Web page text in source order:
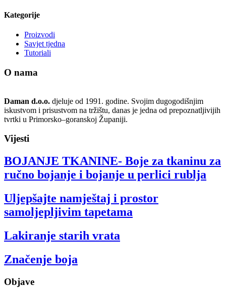
Kategorije
Proizvodi
Savjet tjedna
Tutoriali
O nama
Daman d.o.o. djeluje od 1991. godine. Svojim dugogodišnjim
iskustvom i prisustvom na tržištu, danas je jedna od prepoznatljivijih
tvrtki u Primorsko–goranskoj Županiji.
Vijesti
BOJANJE TKANINE- Boje za tkaninu za
ručno bojanje i bojanje u perlici rublja
Uljepšajte namještaj i prostor
samoljepljivim tapetama
Lakiranje starih vrata
Značenje boja
Objave